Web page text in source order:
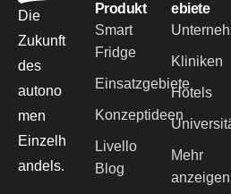
Die
Zukunft
des
autono
men
Einzelh
andels.
Produkt
Smart
Fridge
Einsatzgebiete
Konzeptideen
Livello
Blog
ebiete
Kliniken
Hotels
Mehr
anzeigen